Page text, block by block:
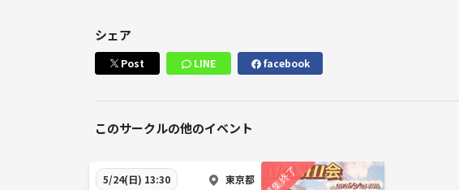
シェア
Post LINE facebook
このサークルの他のイベント
5/24(日) 13:30 東京都